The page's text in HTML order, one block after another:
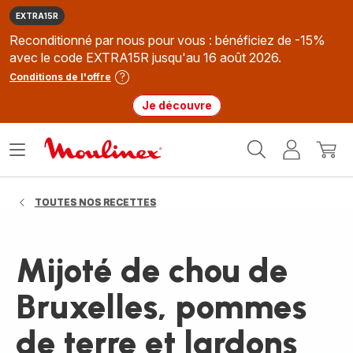
EXTRA15R
Reconditionné par nous pour vous : bénéficiez de -15%
avec le code EXTRA15R jusqu'au 16 août 2026.
Conditions de l'offre
Je découvre
MonMon
Ouvrir
TOUTES NOS RECETTES
Mijoté de chou de
Bruxelles, pommes
de terre et lardons